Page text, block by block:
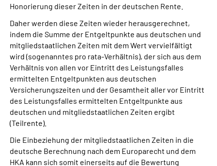
Honorierung dieser Zeiten in der deutschen Rente.
Daher werden diese Zeiten wieder herausgerechnet,
indem die Summe der Entgeltpunkte aus deutschen und
mitgliedstaatlichen Zeiten mit dem Wert vervielfältigt
wird (sogenanntes pro rata-Verhältnis), der sich aus dem
Verhältnis von allen vor Eintritt des Leistungsfalles
ermittelten Entgeltpunkten aus deutschen
Versicherungszeiten und der Gesamtheit aller vor Eintritt
des Leistungsfalles ermittelten Entgeltpunkte aus
deutschen und mitgliedstaatlichen Zeiten ergibt
(Teilrente).
Die Einbeziehung der mitgliedstaatlichen Zeiten in die
deutsche Berechnung nach dem Europarecht und dem
HKA kann sich somit einerseits auf die Bewertung